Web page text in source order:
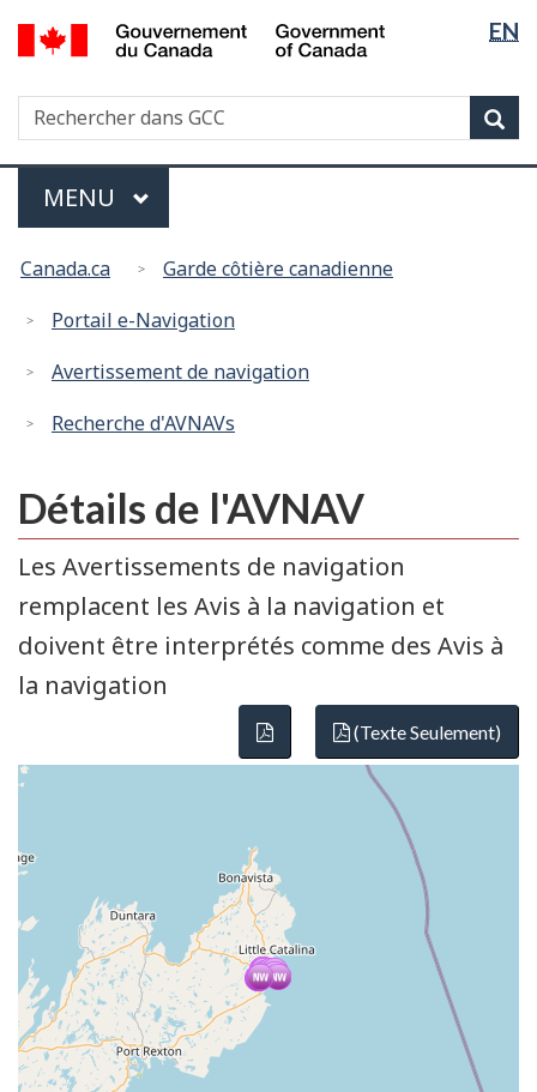
Passer
au
Passer
à
HTML
simplifiée
la
langue
EN
Recherche
Rechercher
dans
GCC
Menu
MENU PRINCIPAL
are
here:
Canada.ca
Garde côtière canadienne
Portail e-Navigation
Avertissement de navigation
Recherche d'AVNAVs
Détails de l'AVNAV
Les Avertissements de navigation
remplacent les Avis à la navigation et
doivent être interprétés comme des Avis à
la navigation
(Texte Seulement)